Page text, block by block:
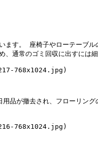
す。 座椅子やローテーブ
通常のゴミ回収に出すには
768x1024.jpg)
品が撤去され、フローリン
768x1024.jpg)